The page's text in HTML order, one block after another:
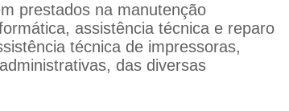
prestados na manutenção
assistência técnica e reparo
técnica de impressoras,
das diversas